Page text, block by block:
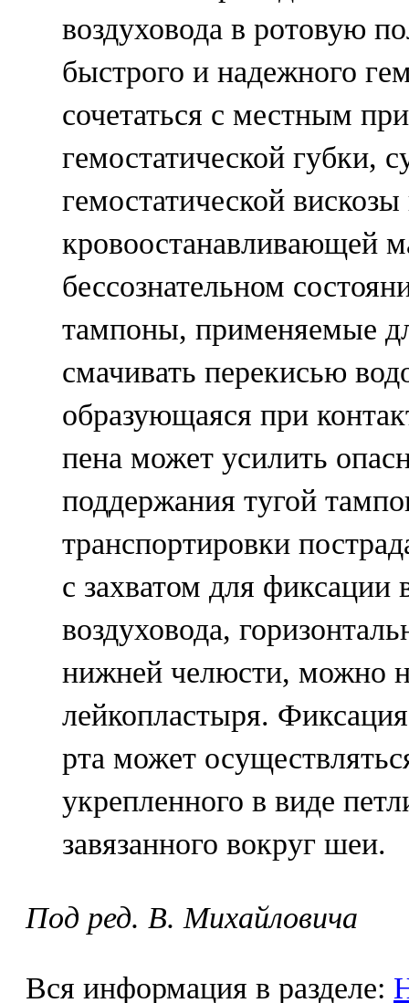
воздуховода в ротовую
быстрого и надежного
сочетаться с местным
гемостатической губки,
гемостатической вискозы
кровоостанавливающей
бессознательном
тампоны, применяемые
смачивать перекисью
образующаяся при
пена может усилить
поддержания тугой
транспортировки
с захватом для фиксации
воздуховода,
нижней челюсти, можно
лейкопластыря.
рта может
укрепленного в виде
завязанного вокруг шеи.
Под ред. В. Михайловича
Вся информация в разделе: